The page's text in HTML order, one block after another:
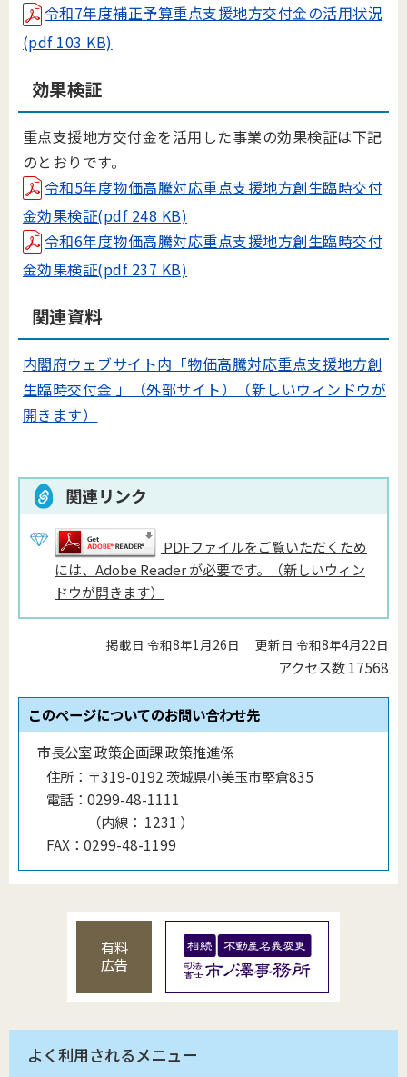
令和7年度補正予算重点支援地方交付金の活用状況
(pdf 103 KB)
効果検証
重点支援地方交付金を活用した事業の効果検証は下記
のとおりです。
令和5年度物価高騰対応重点支援地方創生臨時交付
金効果検証(pdf 248 KB)
令和6年度物価高騰対応重点支援地方創生臨時交付
金効果検証(pdf 237 KB)
関連資料
内閣府ウェブサイト内「物価高騰対応重点支援地方創
生臨時交付金 」（外部サイト）（新しいウィンドウが
開きます）
関連リンク
PDFファイルをご覧いただくため
には、Adobe Reader が必要です。（新しいウィン
ドウが開きます）
掲載日 令和8年1月26日 更新日 令和8年4月22日
アクセス数17568
このページについてのお問い合わせ先
市長公室 政策企画課 政策推進係
住所： 〒319-0192 茨城県小美玉市堅倉835
電話： 0299-48-1111
（内線 ： 1231 ）
FAX： 0299-48-1199
有料
広告
よく利用されるメニュー